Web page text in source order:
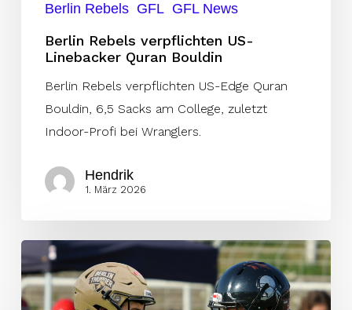
Berlin Rebels GFL GFL News
Berlin Rebels verpflichten US-
Linebacker Quran Bouldin
Berlin Rebels verpflichten US-Edge Quran
Bouldin, 6,5 Sacks am College, zuletzt
Indoor-Profi bei Wranglers.
Hendrik
1. März 2026
Seifert
verlässt